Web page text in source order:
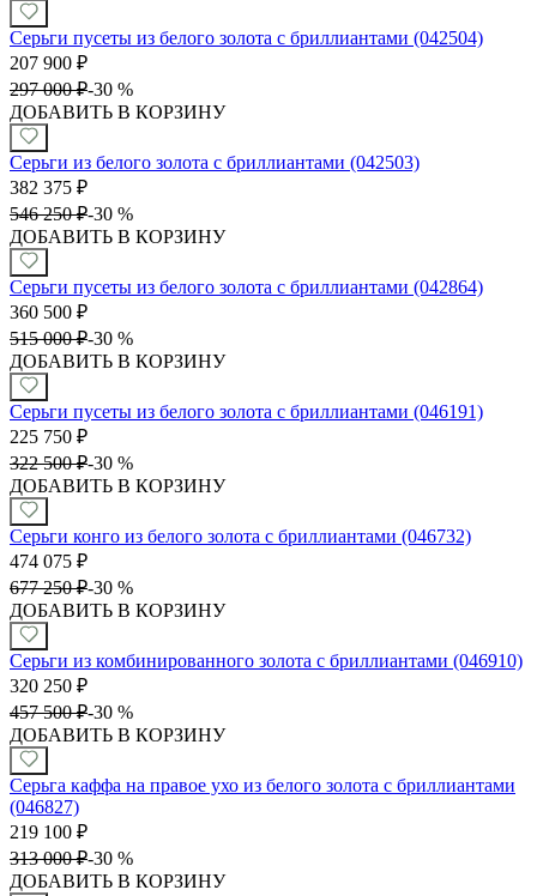
Серьги пусеты из белого золота с бриллиантами (042504)
207 900 ₽
297 000 ₽-30 %
ДОБАВИТЬ В КОРЗИНУ
Серьги из белого золота с бриллиантами (042503)
382 375 ₽
546 250 ₽-30 %
ДОБАВИТЬ В КОРЗИНУ
Серьги пусеты из белого золота с бриллиантами (042864)
360 500 ₽
515 000 ₽-30 %
ДОБАВИТЬ В КОРЗИНУ
Серьги пусеты из белого золота с бриллиантами (046191)
225 750 ₽
322 500 ₽-30 %
ДОБАВИТЬ В КОРЗИНУ
Серьги конго из белого золота с бриллиантами (046732)
474 075 ₽
677 250 ₽-30 %
ДОБАВИТЬ В КОРЗИНУ
Серьги из комбинированного золота с бриллиантами (046910)
320 250 ₽
457 500 ₽-30 %
ДОБАВИТЬ В КОРЗИНУ
Серьга каффа на правое ухо из белого золота с бриллиантами
(046827)
219 100 ₽
313 000 ₽-30 %
ДОБАВИТЬ В КОРЗИНУ